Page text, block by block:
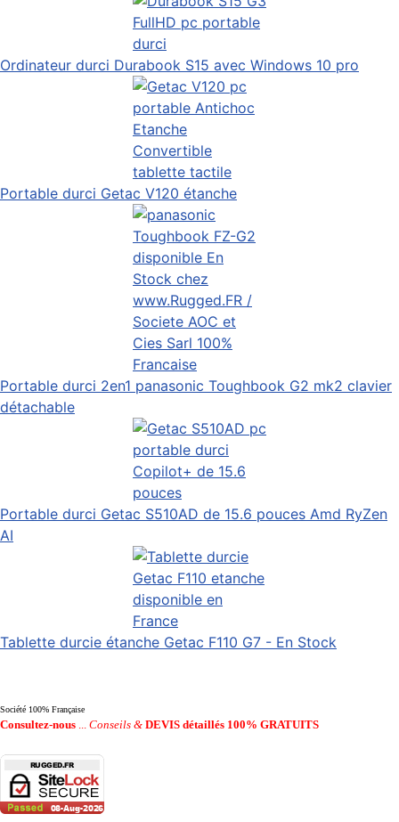
Ordinateur durci Durabook S15 avec Windows 10 pro
Portable durci Getac V120 étanche
Portable durci 2en1 panasonic Toughbook G2 mk2 clavier
détachable
Portable durci Getac S510AD de 15.6 pouces Amd RyZen
AI
Tablette durcie étanche Getac F110 G7 - En Stock
Société 100% Française
Consultez-nous Conseils & DEVIS détaillés 100% GRATUITS